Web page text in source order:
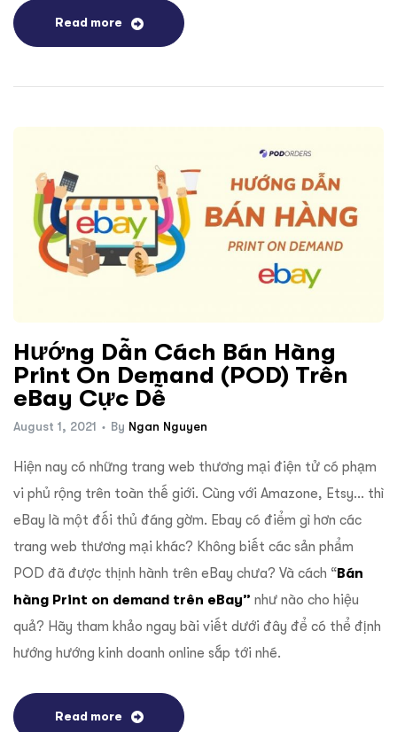
Read more
Hướng Dẫn Cách Bán Hàng
Print On Demand (POD) Trên
eBay Cực Dễ
August 1, 2021 By Ngan Nguyen
Hiện nay có những trang web thương mại điện tử có phạm
vi phủ rộng trên toàn thế giới. Cùng với Amazone, Etsy… thì
eBay là một đối thủ đáng gờm. Ebay có điểm gì hơn các
trang web thương mại khác? Không biết các sản phẩm
POD đã được thịnh hành trên eBay chưa? Và cách “Bán
hàng Print on demand trên eBay” như nào cho hiệu
quả? Hãy tham khảo ngay bài viết dưới đây để có thể định
hướng hướng kinh doanh online sắp tới nhé.
Read more